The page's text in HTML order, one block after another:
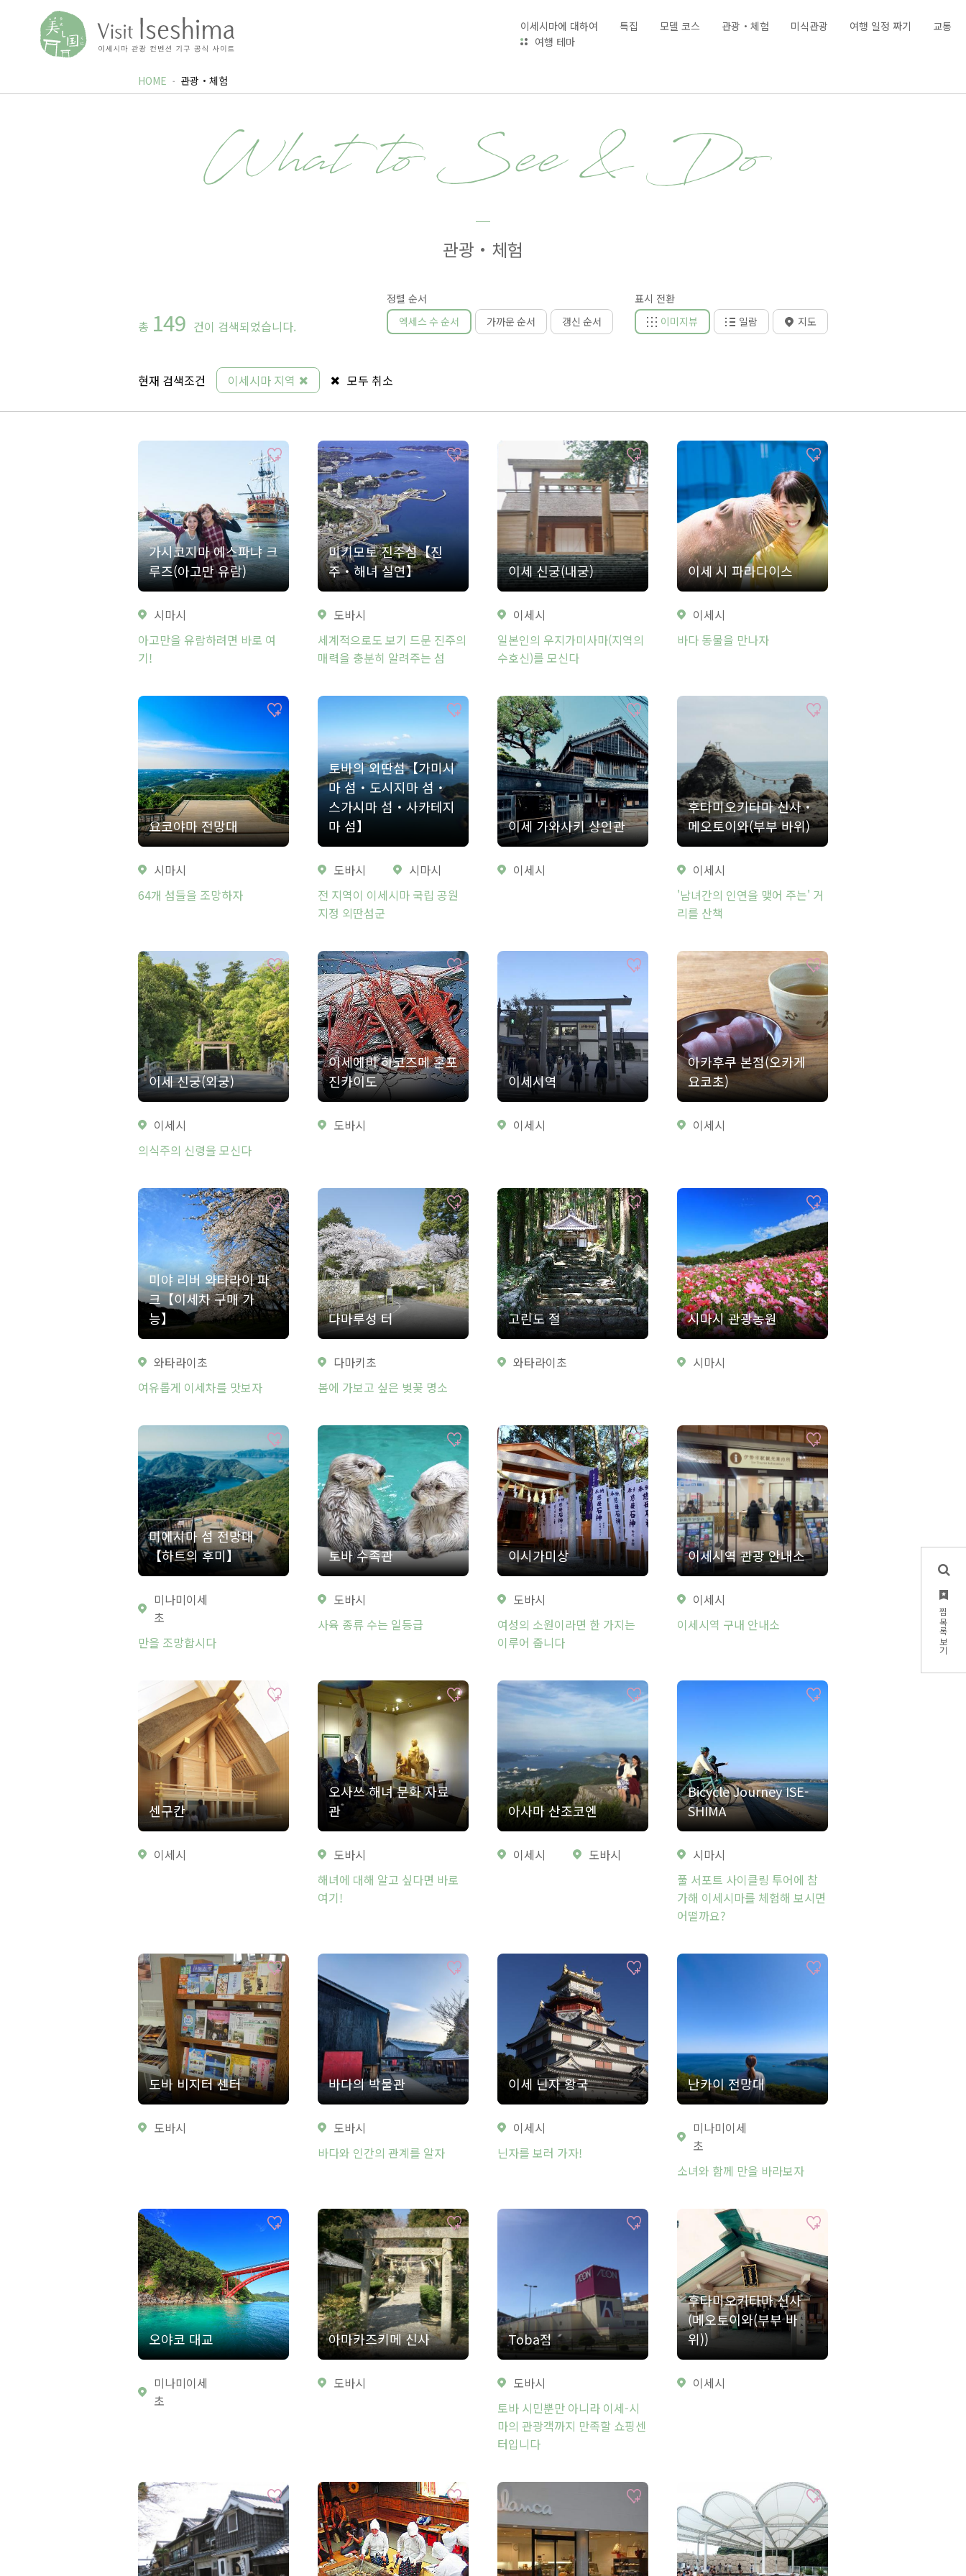
이세시마에 대하여 특집 모델 코스 관광・체험 미식관광 여행 일정 짜기
교통
여행 테마
찜 목록 보기
HOME 관광・체험
What to See & Do
관광・체험
총 149 건이 검색되었습니다.
정렬 순서
엑세스 수 순서
가까운 순서 갱신 순서
표시 전환
이미지뷰
일람 지도
현재 검색조건 이세시마 지역 모두 취소
가시코지마 에스파냐 크
루즈(아고만 유람)
시마시
아고만을 유람하려면 바로 여
기!
미키모토 진주섬【진
주・해녀 실연】
도바시
세계적으로도 보기 드문 진주의
매력을 충분히 알려주는 섬
이세 신궁(내궁)
이세시
일본인의 우지가미사마(지역의
수호신)를 모신다
이세 시 파라다이스
이세시
바다 동물을 만나자
요코야마 전망대
시마시
64개 섬들을 조망하자
토바의 외딴섬【가미시
마 섬・도시지마 섬・
스가시마 섬・사카테지
마 섬】
도바시
시마시
전 지역이 이세시마 국립 공원
지정 외딴섬군
이세 가와사키 상인관
이세시
후타미오키타마 신사・
메오토이와(부부 바위)
이세시
'남녀간의 인연을 맺어 주는' 거
리를 산책
이세 신궁(외궁)
이세시
의식주의 신령을 모신다
이세에비 하코즈메 혼포
진카이도
도바시
이세시역
이세시
아카후쿠 본점(오카게
요코초)
이세시
미야 리버 와타라이 파
크【이세차 구매 가
능】
와타라이초
여유롭게 이세차를 맛보자
다마루성 터
다마키초
봄에 가보고 싶은 벚꽃 명소
고린도 절
와타라이초
시마시 관광농원
시마시
미에시마 섬 전망대
【하트의 후미】
미나미이세
초
만을 조망합시다
토바 수족관
도바시
사육 종류 수는 일등급
이시가미상
도바시
여성의 소원이라면 한 가지는
이루어 줍니다
이세시역 관광 안내소
이세시
이세시역 구내 안내소
센구칸
이세시
오사쓰 해녀 문화 자료
관
도바시
해녀에 대해 알고 싶다면 바로
여기!
아사마 산조코엔
이세시 도바시
Bicycle Journey ISE-
SHIMA
시마시
풀 서포트 사이클링 투어에 참
가해 이세시마를 체험해 보시면
어떨까요?
도바 비지터 센터
도바시
바다의 박물관
도바시
바다와 인간의 관계를 알자
이세 닌자 왕국
이세시
닌자를 보러 가자!
난카이 전망대
미나미이세
초
소녀와 함께 만을 바라보자
오야코 대교
미나미이세
초
아마카즈키메 신사
도바시
Toba점
도바시
토바 시민뿐만 아니라 이세-시
마의 관광객까지 만족할 쇼핑센
터입니다
후타미오키타마 신사
(메오토이와(부부 바
위))
이세시